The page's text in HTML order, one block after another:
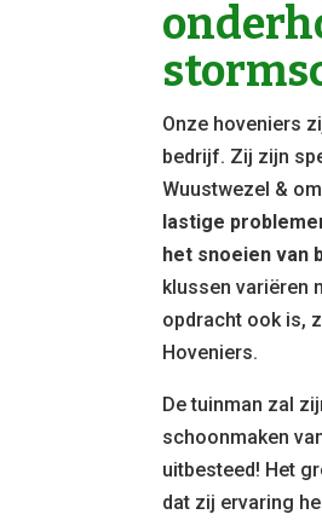
Onze hoveniers
bedrijf. Zij zijn
Wuustwezel &
lastige
het snoeien van
klussen variëren
opdracht ook is,
Hoveniers.
De tuinman zal
schoonmaken
uitbesteed! Het
dat zij ervaring